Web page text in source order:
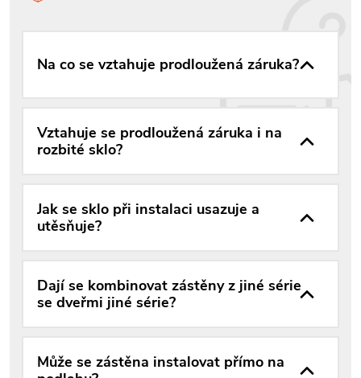
Na co se vztahuje prodloužená záruka?
Vztahuje se prodloužená záruka i na
rozbité sklo?
Jak se sklo při instalaci usazuje a
utěsňuje?
Dají se kombinovat zástěny z jiné série
se dveřmi jiné série?
Může se zástěna instalovat přímo na